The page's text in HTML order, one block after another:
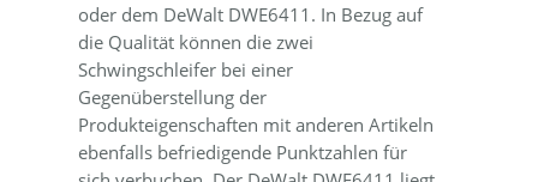
oder dem DeWalt DWE6411. In Bezug auf
die Qualität können die zwei
Schwingschleifer bei einer
Gegenüberstellung der
Produkteigenschaften mit anderen Artikeln
ebenfalls befriedigende Punktzahlen für